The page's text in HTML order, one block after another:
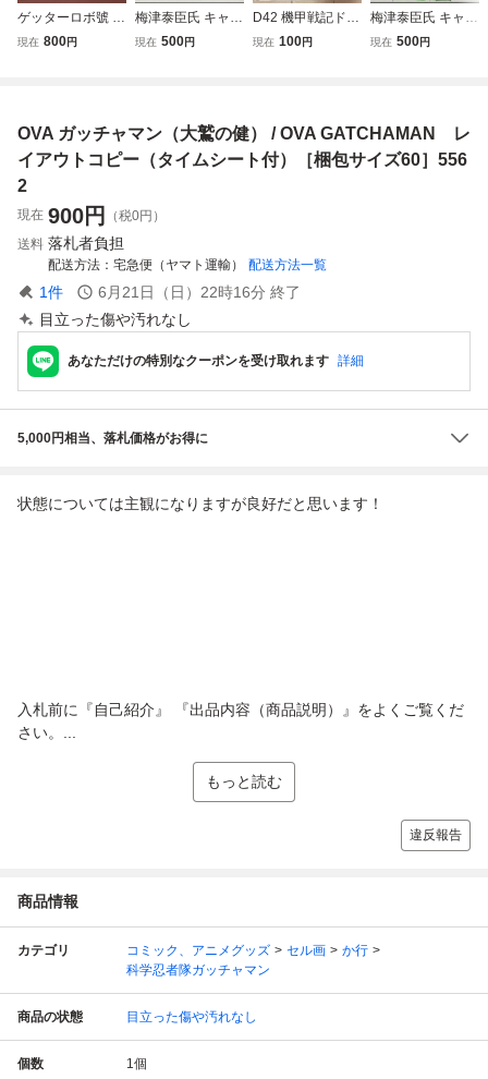
ゲッターロボ號 動
画 アニメ スーパ
現在 800円
梅津泰臣氏 キャラ
クターデザイン・
［梱包サイズ60］
4760
現在 500円
D42 機甲戦記ドラ
グナー 動画 原画
現在 100円
梅津泰臣氏 キャラ
クターデザイン・
［梱包サイズ60］
4858
現在 500円
OVA ガッチャマン（大鷲の健） / OVA GATCHAMAN レ
イアウトコピー（タイムシート付）［梱包サイズ60］556
2
現在 900円
（税0円）
送料 落札者負担
配送方法 宅急便（ヤマト運輸） 配送方法一覧
1件 6月21日（日）22時16分 終了
目立った傷や汚れなし
あなただけの特別なクーポンを受け取れます 詳細
5,000円相当、落札価格がお得に
状態については主観になりますが良好だと思います！
入札前に『自己紹介』 『出品内容（商品説明）』をよくご覧くだ
さい。...
もっと読む
違反報告
商品情報
カテゴリ コミック、アニメグッズ セル画
か行
科学忍者隊ガッチャマン
商品の状態 目立った傷や汚れなし
個数 1個